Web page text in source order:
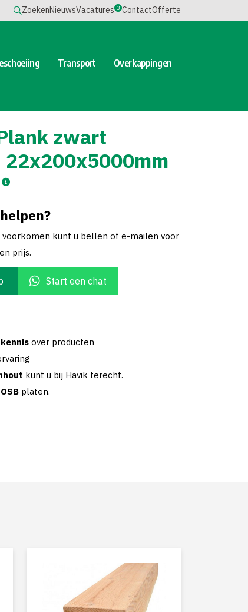
ZoekenNieuwsVacatures 3 ContactOfferte
Transport Overkappingen
zwart
22x200x5000mm
kunt u bellen of e-mailen voor
prijs.
Start een chat
kennis over producten
kunt u bij Havik terecht.
OSB platen.